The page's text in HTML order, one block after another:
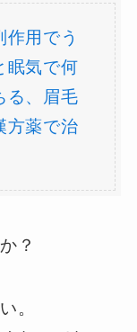
作用でう
眠気で何
る、眉毛
方薬で治
？
。